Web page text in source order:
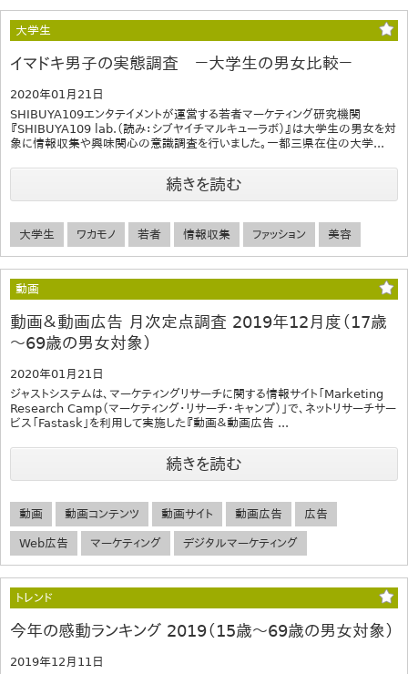
大学生
イマドキ男子の実態調査 －大学生の男女比較－
2020年01月21日
SHIBUYA109エンタテイメントが運営する若者マーケティング研究機関
『SHIBUYA109 lab.（読み：シブヤイチマルキューラボ）』は大学生の男女を対
象に情報収集や興味関心の意識調査を行いました。一都三県在住の大学...
続きを読む
大学生 ワカモノ 若者 情報収集 ファッション 美容
動画
動画＆動画広告 月次定点調査 2019年12月度（17歳
～69歳の男女対象）
2020年01月21日
ジャストシステムは、マーケティングリサーチに関する情報サイト「Marketing
Research Camp（マーケティング・リサーチ・キャンプ）」で、ネットリサーチサー
ビス「Fastask」を利用して実施した『動画＆動画広告 ...
続きを読む
動画 動画コンテンツ 動画サイト 動画広告 広告
Web広告 マーケティング デジタルマーケティング
トレンド
今年の感動ランキング 2019（15歳～69歳の男女対象）
2019年12月11日